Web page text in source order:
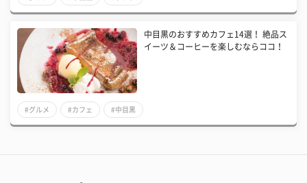
中目黒のおすすめカフェ14選！ 絶品ス
イーツ＆コーヒーを楽しむならココ！
#グルメ #カフェ #中目黒